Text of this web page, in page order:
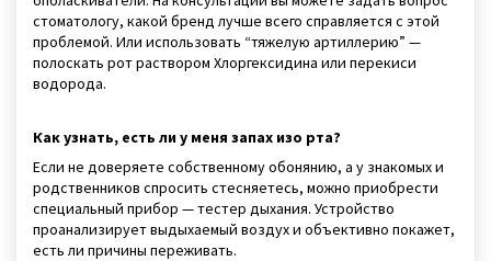
стоматологу, какой бренд лучше всего справляется с этой
проблемой. Или использовать “тяжелую артиллерию” —
полоскать рот раствором Хлоргексидина или перекиси
водорода.
Как узнать, есть ли у меня запах изо рта?
Если не доверяете собственному обонянию, а у знакомых и
родственников спросить стесняетесь, можно приобрести
специальный прибор — тестер дыхания. Устройство
проанализирует выдыхаемый воздух и объективно покажет,
есть ли причины переживать.